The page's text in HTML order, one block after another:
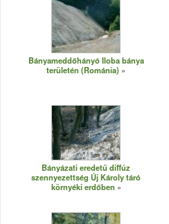
Bányameddőhányó Iloba bánya
területén (Románia)
Bányázati eredetű diffúz
szennyezettség Új Károly táró
környéki erdőben